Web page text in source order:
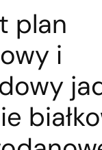
plan
i